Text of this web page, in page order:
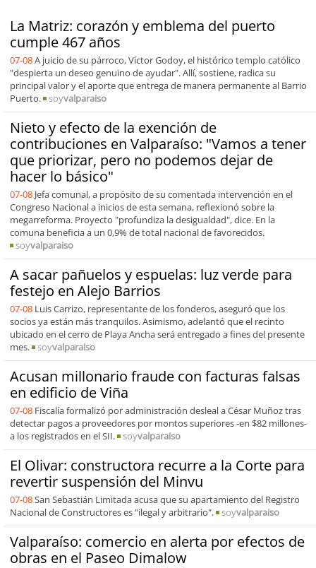
La Matriz: corazón y emblema del puerto
cumple 467 años
07-08A juicio de su párroco, Víctor Godoy, el histórico templo católico
"despierta un deseo genuino de ayudar". Allí, sostiene, radica su
principal valor y el aporte que entrega de manera permanente al Barrio
Puerto.
soyvalparaiso
Nieto y efecto de la exención de
contribuciones en Valparaíso: "Vamos a tener
que priorizar, pero no podemos dejar de
hacer lo básico"
07-08 Jefa comunal, a propósito de su comentada intervención en el
Congreso Nacional a inicios de esta semana, reflexionó sobre la
megarreforma. Proyecto "profundiza la desigualdad", dice. En la
comuna beneficia a un 0,9% de total nacional de favorecidos.
soyvalparaiso
A sacar pañuelos y espuelas: luz verde para
festejo en Alejo Barrios
07-08 Luis Carrizo, representante de los fonderos, aseguró que los
socios ya están más tranquilos. Asimismo, adelantó que el recinto
ubicado en el cerro de Playa Ancha será entregado a fines del presente
mes.
soyvalparaiso
Acusan millonario fraude con facturas falsas
en edificio de Viña
07-08 Fiscalía formalizó por administración desleal a César Muñoz tras
detectar pagos a proveedores por montos superiores -en $82 millones-
a los registrados en el SII.
soyvalparaiso
El Olivar: constructora recurre a la Corte para
revertir suspensión del Minvu
07-08San Sebastián Limitada acusa que su apartamiento del Registro
Nacional de Constructores es "ilegal y arbitrario".
soyvalparaiso
Valparaíso: comercio en alerta por efectos de
obras en el Paseo Dimalow